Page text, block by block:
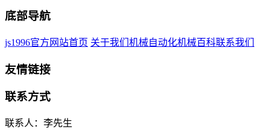
底部导航
js1996官方网站首页 关于我们 机械自动化机械百科联系我们
友情链接
联系方式
联系人：李先生